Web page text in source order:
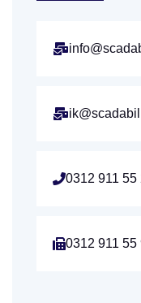
0312 911 55
0312 911 55